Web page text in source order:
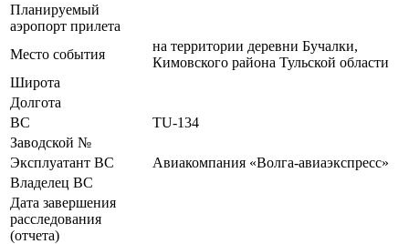
Планируемый
аэропорт прилета
Место события
на территории деревни Бучалки,
Кимовского района Тульской области
Широта
Долгота
ВС
TU-134
Заводской №
Эксплуатант ВС
Авиакомпания «Волга-авиаэкспресс»
Владелец ВС
Дата завершения
расследования
(отчета)